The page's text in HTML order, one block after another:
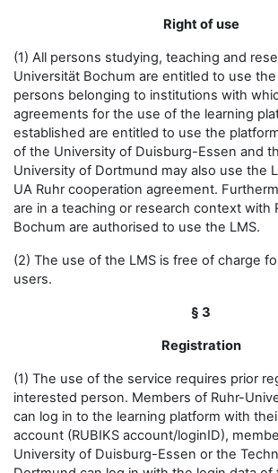
Right of use
(1) All persons studying, teaching and
Universität Bochum are entitled to use the
persons belonging to institutions with
agreements for the use of the learning
established are entitled to use the
of the University of Duisburg-Essen and
University of Dortmund may also use the
UA Ruhr cooperation agreement.
are in a teaching or research context with
Bochum are authorised to use the LMS.
(2) The use of the LMS is free of charge
users.
§ 3
Registration
(1) The use of the service requires prior
interested person. Members of Ruhr-
can log in to the learning platform with
account (RUBIKS account/loginID),
University of Duisburg-Essen or the